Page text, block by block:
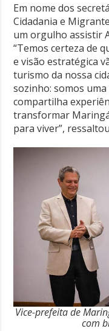
Em nome dos
Cidadania e
um orgulho assistir
“Temos certeza de
e visão estratégica
turismo da nossa
sozinho: somos
compartilha
transformar
para viver”,
Vice-prefeita de
com